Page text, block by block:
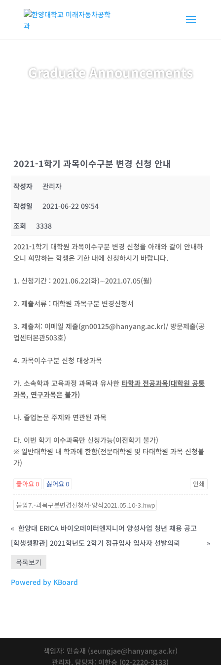
Graduate Announcements
2021-1학기 과목이수구분 변경 신청 안내
작성자
관리자
작성일
2021-06-22 09:54
조회
3338
2021-1학기 대학원 과목이수구분 변경 신청을 아래와 같이 안내하
오니 희망하는 학생은 기한 내에 신청하시기 바랍니다.
1. 신청기간 : 2021.06.22(화)∼2021.07.05(월)
2. 제출서류 : 대학원 과목구분 변경신청서
3. 제출처: 이메일 제출(gn00125@hanyang.ac.kr)/ 방문제출(공
업센터본관503호)
4. 과목이수구분 신청 대상과목
가. 소속학과 교육과정 과목과 유사한 타학과 전공과목(대학원 공통
과목, 연구과목은 불가)
나. 졸업논문 주제와 연관된 과목
다. 이번 학기 이수과목만 신청가능(이전학기 불가)
※ 일반대학원 내 학과에 한함(전문대학원 및 타대학원 과목 신청불
가)
좋아요0 싫어요0 인쇄
붙임7.-과목구분변경신청서-양식2021.05.10-3.hwp
« 한양대 ERICA 바이오데이터엔지니어 양성사업 청년 채용 공고
[학생생활관] 2021학년도 2학기 정규입사 입사자 선발의뢰
»
목록보기
Powered by KBoard
책임자: 민승재 (seungjae@hanyang.ac.kr)
관리자, 담당자: 이한승 (02-2220-3133)